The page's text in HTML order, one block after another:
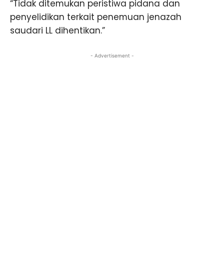
“Tidak ditemukan peristiwa pidana dan
penyelidikan terkait penemuan jenazah
saudari LL dihentikan.”
- Advertisement -